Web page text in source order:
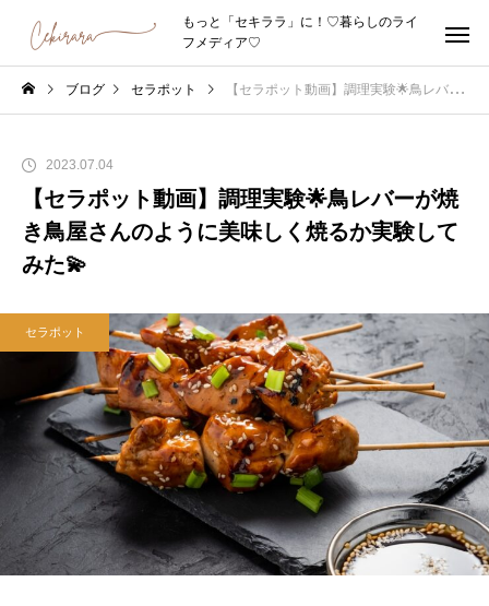
もっと「セキララ」に！♡暮らしのライ
フメディア♡
ブログ セラポット 【セラポット動画】調理実験🌟鳥レバーが焼き鳥屋さんのように美味しく焼るか実験してみた💫
2023.07.04
【セラポット動画】調理実験🌟鳥レバーが焼
き鳥屋さんのように美味しく焼るか実験して
みた💫
セラポット